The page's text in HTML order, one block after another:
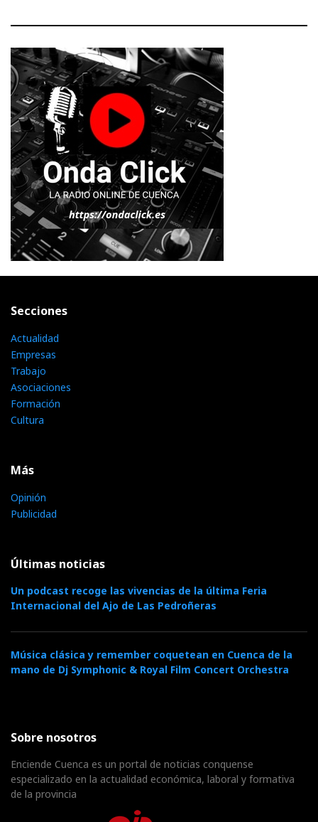
Secciones
Actualidad
Empresas
Trabajo
Asociaciones
Formación
Cultura
Más
Opinión
Publicidad
Últimas noticias
Un podcast recoge las vivencias de la última Feria
Internacional del Ajo de Las Pedroñeras
Música clásica y remember coquetean en Cuenca de la
mano de Dj Symphonic & Royal Film Concert Orchestra
Sobre nosotros
Enciende Cuenca es un portal de noticias conquense
especializado en la actualidad económica, laboral y formativa
de la provincia